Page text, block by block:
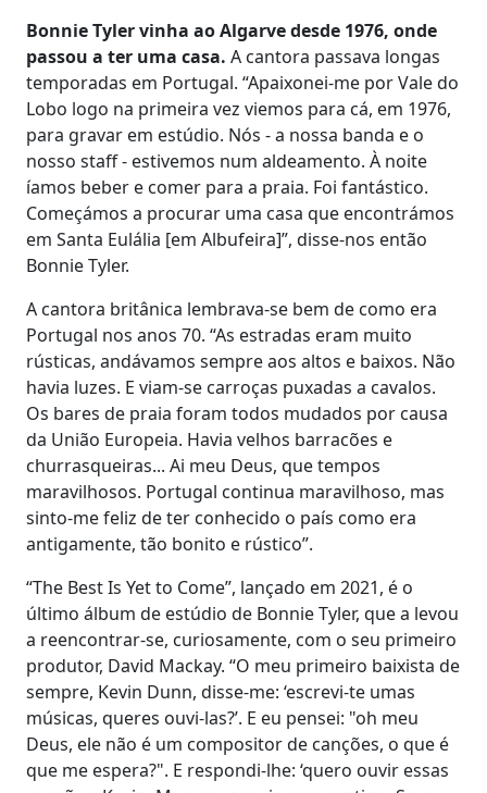
Bonnie Tyler vinha ao Algarve desde 1976, onde
passou a ter uma casa. A cantora passava longas
temporadas em Portugal. “Apaixonei-me por Vale do
Lobo logo na primeira vez viemos para cá, em 1976,
para gravar em estúdio. Nós - a nossa banda e o
nosso staff - estivemos num aldeamento. À noite
íamos beber e comer para a praia. Foi fantástico.
Começámos a procurar uma casa que encontrámos
em Santa Eulália [em Albufeira]”, disse-nos então
Bonnie Tyler.
A cantora britânica lembrava-se bem de como era
Portugal nos anos 70. “As estradas eram muito
rústicas, andávamos sempre aos altos e baixos. Não
havia luzes. E viam-se carroças puxadas a cavalos.
Os bares de praia foram todos mudados por causa
da União Europeia. Havia velhos barracões e
churrasqueiras... Ai meu Deus, que tempos
maravilhosos. Portugal continua maravilhoso, mas
sinto-me feliz de ter conhecido o país como era
antigamente, tão bonito e rústico”.
“The Best Is Yet to Come”, lançado em 2021, é o
último álbum de estúdio de Bonnie Tyler, que a levou
a reencontrar-se, curiosamente, com o seu primeiro
produtor, David Mackay. “O meu primeiro baixista de
sempre, Kevin Dunn, disse-me: ‘escrevi-te umas
músicas, queres ouvi-las?’. E eu pensei: "oh meu
Deus, ele não é um compositor de canções, o que é
que me espera?". E respondi-lhe: ‘quero ouvir essas